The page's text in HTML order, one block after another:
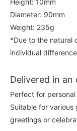
Diameter: 90mm
Weight: 235g
*Due to the natural
individual
Delivered in an
Perfect for
Suitable for various
greetings or